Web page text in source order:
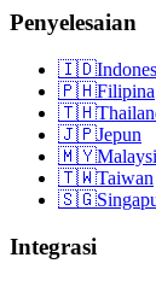
Penyelesaian
🇮🇩
🇵🇭Filipina
🇹🇭
🇯🇵Jepun
🇲🇾
🇹🇼Taiwan
🇸🇬
Integrasi